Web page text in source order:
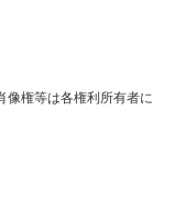
権等は各権利所有者に